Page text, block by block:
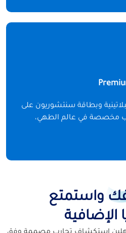
وبطاقة سنتشوريون على
مخصصة في عالم الطهي،
واستمتع
الإضافية
استكشاف تجارب مصممة وفق